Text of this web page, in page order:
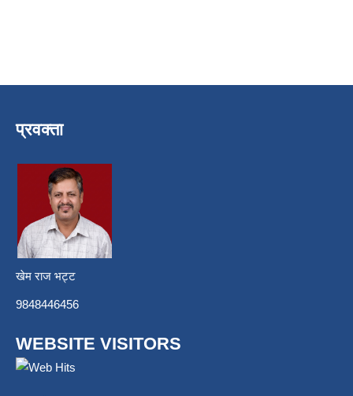
प्रवक्ता
खेम राज भट्ट
9848446456
WEBSITE VISITORS